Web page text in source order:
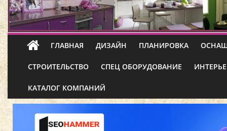
ГЛАВНАЯ ДИЗАЙН ПЛАНИРОВКА
СТРОИТЕЛЬСТВО СПЕЦ ОБОРУДОВАНИЕ
КАТАЛОГ КОМПАНИЙ